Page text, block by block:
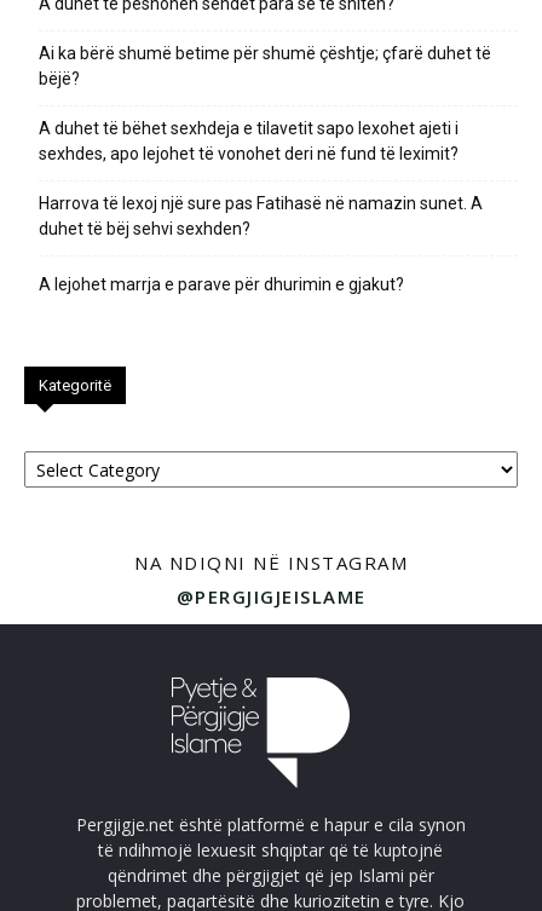
A duhet të peshohen sendet para se të shiten?
Ai ka bërë shumë betime për shumë çështje; çfarë duhet të
bëjë?
A duhet të bëhet sexhdeja e tilavetit sapo lexohet ajeti i
sexhdes, apo lejohet të vonohet deri në fund të leximit?
Harrova të lexoj një sure pas Fatihasë në namazin sunet. A
duhet të bëj sehvi sexhden?
A lejohet marrja e parave për dhurimin e gjakut?
Kategoritë
Kategoritë
NA NDIQNI NË INSTAGRAM
@PERGJIGJEISLAME
Pergjigje.net është platformë e hapur e cila synon
të ndihmojë lexuesit shqiptar që të kuptojnë
qëndrimet dhe përgjigjet që jep Islami për
problemet, paqartësitë dhe kuriozitetin e tyre. Kjo